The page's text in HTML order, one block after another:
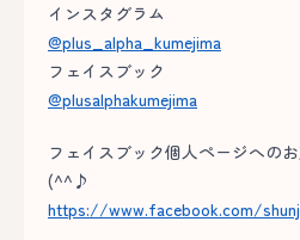
インスタグラム
@plus_alpha_kumejima
フェイスブック
@plusalphakumejima
フェイスブック個人ページへの
(^^♪
https://www.facebook.com/